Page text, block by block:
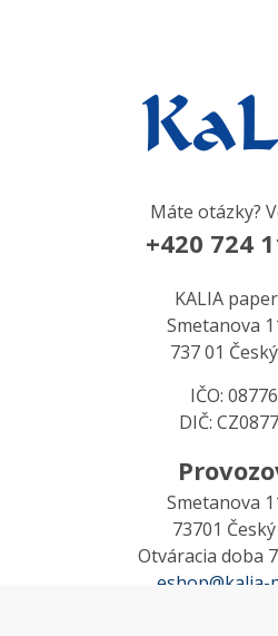
Máte otázky?
+420 724
KALIA
Smetanova
737 01
IČO:
DIČ:
Smetanova
73701
Otváracia doba
eshop@kalia-